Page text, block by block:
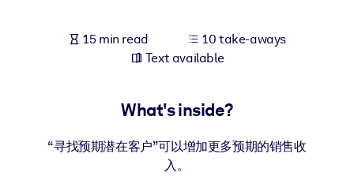
Enrich your corporate library with trusted, ready-to-use business
Fuel your AI systems with reliable, structured knowledge to
15 min read
10 take-aways
Text available
What's inside?
“寻找预期潜在客户”可以增加更多预期的销售收
入。